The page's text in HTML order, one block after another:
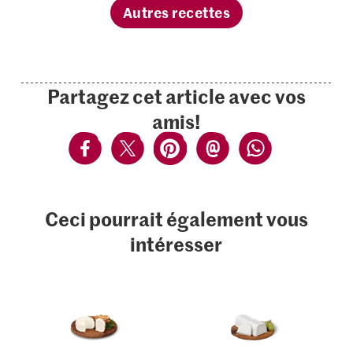
Autres recettes
Partagez cet article avec vos
amis!
Ceci pourrait également vous
intéresser